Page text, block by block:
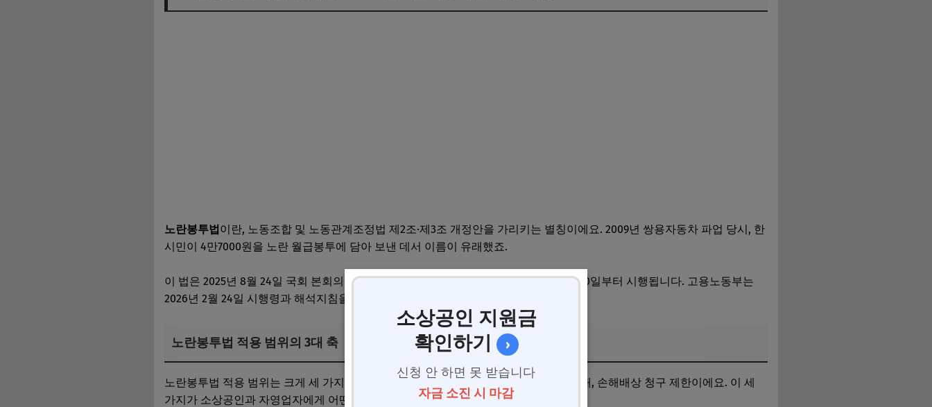
노란봉투법이란, 노동조합 및 노동관계조정법 제2조·제3조 개정안을 가리키는 별칭이에요. 2009년 쌍용자동차 파업 당시, 한
시민이 4만7000원을 노란 월급봉투에 담아 보낸 데서 이름이 유래했죠.
이 법은 2025년 8월 24일 국회 본회의를 통과했고, 6개월 유예기간을 거쳐 2026년 3월 10일부터 시행됩니다. 고용노동부는
2026년 2월 24일 시행령과 해석지침을 최종 확정했어요.
노란봉투법 적용 범위의 3대 축
노란봉투법 적용 범위는 크게 세 가지로 나뉩니다. 사용자 범위 확대, 노동쟁의 대상 확대, 손해배상 청구 제한이에요. 이 세
가지가 소상공인과 자영업자에게 어떤 영향을 미치는지가 핵심이죠.
소상공인 지원금
확인하기
›
신청 안 하면 못 받습니다
자금 소진 시 마감